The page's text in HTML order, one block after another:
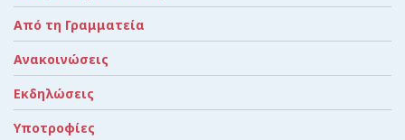
Από τη Γραμματεία
Ανακοινώσεις
Εκδηλώσεις
Υποτροφίες